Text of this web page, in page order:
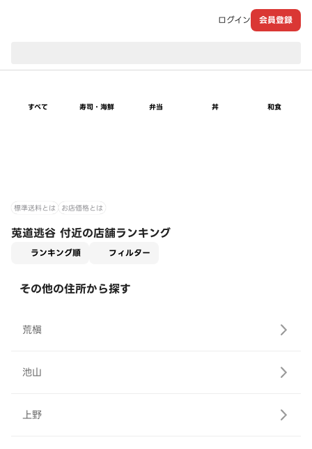
ログイン 会員登録
すべて 寿司・海鮮 弁当 丼 和食
標準送料とは お店価格とは
莵道逃谷 付近の店舗ランキング
ランキング順 フィルター
その他の住所から探す
荒槇
池山
上野